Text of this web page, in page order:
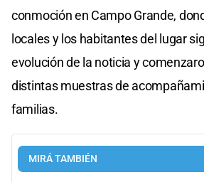
conmoción en Campo Grande,
locales y los habitantes del lugar
evolución de la noticia y
distintas muestras de
familias.
MIRÁ TAMBIÉN